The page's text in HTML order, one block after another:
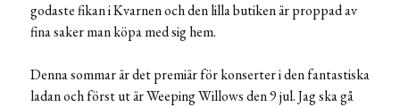
godaste fikan i Kvarnen och den lilla butiken är proppad av
fina saker man köpa med sig hem.
Denna sommar är det premiär för konserter i den fantastiska
ladan och först ut är Weeping Willows den 9 jul. Jag ska gå